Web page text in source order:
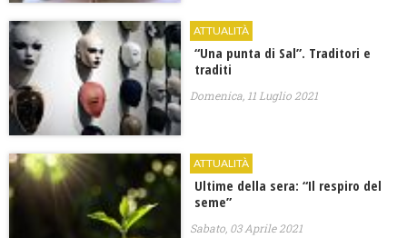
ATTUALITÀ
“Una punta di Sal”. Traditori e
traditi
Domenica, 11 Luglio 2021
ATTUALITÀ
Ultime della sera: “Il respiro del
seme”
Sabato, 03 Aprile 2021